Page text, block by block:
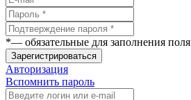
*— обязательные для заполнения поля
Зарегистрироваться
Авторизация
Вспомнить пароль